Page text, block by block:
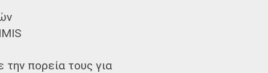
πορεία τους για